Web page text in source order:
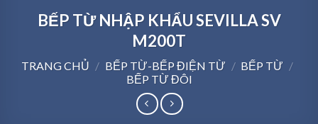
BẾP TỪ NHẬP KHẨU SEVILLA SV
M200T
TRANG CHỦ / BẾP TỪ-BẾP ĐIỆN TỪ / BẾP TỪ /
BẾP TỪ ĐÔI